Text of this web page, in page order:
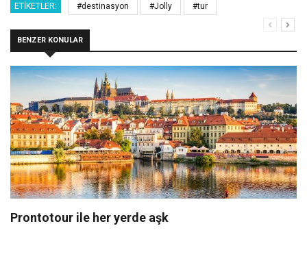
ETIKETLER: #destinasyon #Jolly #tur
BENZER KONULAR
Prontotour ile her yerde aşk